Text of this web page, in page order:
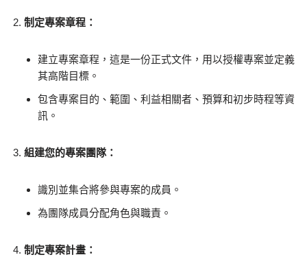
制定專案章程：
建立專案章程，這是一份正式文件，用以授權專案並定義
其高階目標。
包含專案目的、範圍、利益相關者、預算和初步時程等資
訊。
組建您的專案團隊：
識別並集合將參與專案的成員。
為團隊成員分配角色與職責。
制定專案計畫：